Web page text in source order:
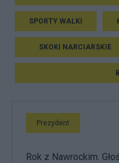
SPORTY WALKI
SKOKI NARCIARSKIE
Prezydent
Rok z Nawrockim.